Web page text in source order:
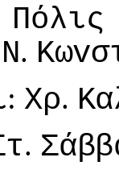
Πόλις
Ν.
: Χρ.
.